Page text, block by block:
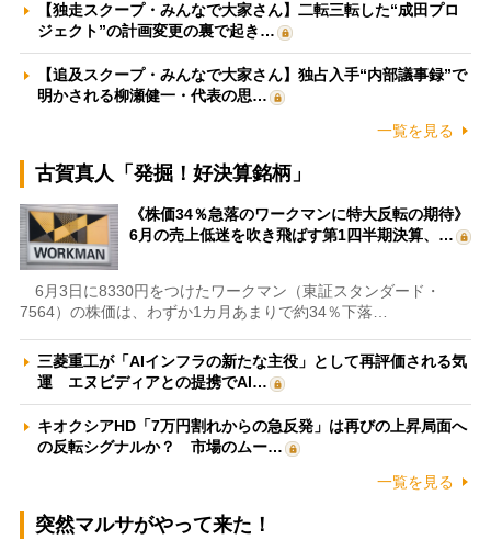
【独走スクープ・みんなで大家さん】二転三転した“成田プロ
ジェクト”の計画変更の裏で起き…
【追及スクープ・みんなで大家さん】独占入手“内部議事録”で
明かされる柳瀬健一・代表の思…
一覧を見る
古賀真人「発掘！好決算銘柄」
《株価34％急落のワークマンに特大反転の期待》
6月の売上低迷を吹き飛ばす第1四半期決算、…
6月3日に8330円をつけたワークマン（東証スタンダード・
7564）の株価は、わずか1カ月あまりで約34％下落…
三菱重工が「AIインフラの新たな主役」として再評価される気
運 エヌビディアとの提携でAI…
キオクシアHD「7万円割れからの急反発」は再びの上昇局面へ
の反転シグナルか？ 市場のムー…
一覧を見る
突然マルサがやって来た！